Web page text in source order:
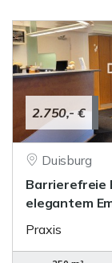
2.750,- €
Duisburg
Barrierefreie
elegantem
Praxis